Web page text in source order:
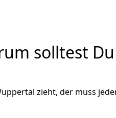
solltest
zieht, der muss